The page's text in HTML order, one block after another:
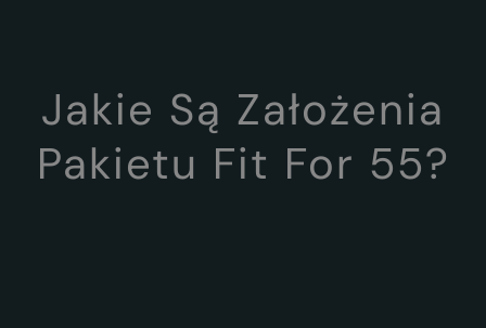
Jakie Są Założenia
Pakietu Fit For 55?